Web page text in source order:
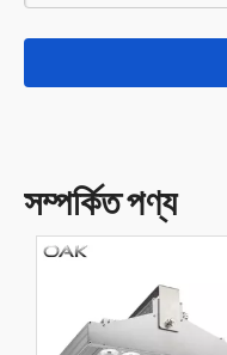
সম্পর্কিত পণ্য